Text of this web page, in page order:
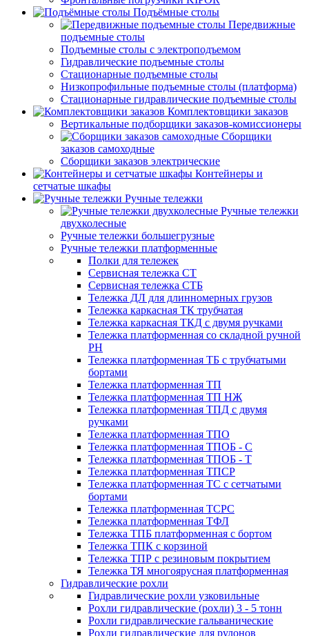
Подъёмные столы
Передвижные
подъемные столы
Подъемные столы с электроподъемом
Гидравлические подъемные столы
Стационарные подъемные столы
Низкопрофильные подъемные столы (платформа)
Стационарные гидравлические подъемные столы
Комплектовщики заказов
Вертикальные подборщики заказов-комиссионеры
Сборщики
заказов самоходные
Сборщики заказов электрические
Контейнеры и
сетчатые шкафы
Ручные тележки
Ручные тележки
двухколесные
Ручные тележки большегрузные
Ручные тележки платформенные
Полки для тележек
Сервисная тележка СТ
Сервисная тележка СТБ
Тележка ДЛ для длинномерных грузов
Тележка каркасная ТК трубчатая
Тележка каркасная ТКД с двумя ручками
Тележка платформенная со складной ручной
PH
Тележка платформенная ТБ с трубчатыми
бортами
Тележка платформенная ТП
Тележка платформенная ТП НЖ
Тележка платформенная ТПД с двумя
ручками
Тележка платформенная ТПО
Тележка платформенная ТПОБ - С
Тележка платформенная ТПОБ - Т
Тележка платформенная ТПСР
Тележка платформенная ТС с сетчатыми
бортами
Тележка платформенная ТСРС
Тележка платформенная ТФЛ
Тележка ТПБ платформенная с бортом
Тележка ТПК с корзиной
Тележка ТПР с резиновым покрытием
Тележка ТЯ многоярусная платформенная
Гидравлические рохли
Гидравлические рохли узковильные
Рохли гидравлические (рохли) 3 - 5 тонн
Рохли гидравлические гальванические
Рохли гидравлические для рулонов